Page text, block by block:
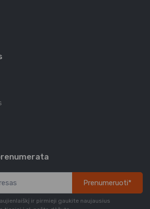
Prenumeruoti*
ir pirmieji gaukite naujausius